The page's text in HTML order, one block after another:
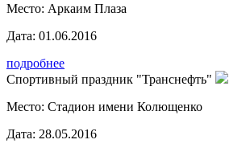
Место: Аркаим Плаза
Дата: 01.06.2016
подробнее
Спортивный праздник "Транснефть"
Место: Стадион имени Колющенко
Дата: 28.05.2016